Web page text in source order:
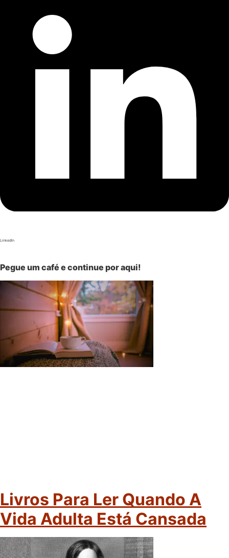
LinkedIn
Pegue um café e continue por aqui!
Livros Para Ler Quando A
Vida Adulta Está Cansada